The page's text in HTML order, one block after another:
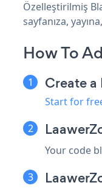
Özelleştirilmiş
sayfanıza,
How To
Create
Start for
Your code